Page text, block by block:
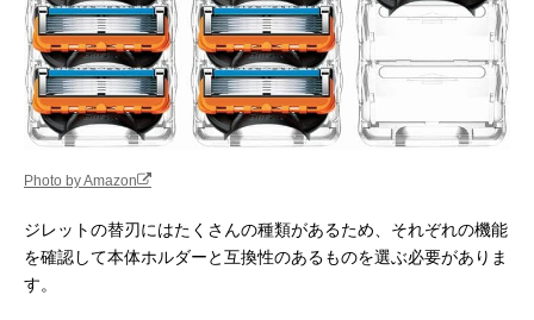
Photo by Amazon
ジレットの替刃にはたくさんの種類があるため、それぞれの機能
を確認して本体ホルダーと互換性のあるものを選ぶ必要がありま
す。